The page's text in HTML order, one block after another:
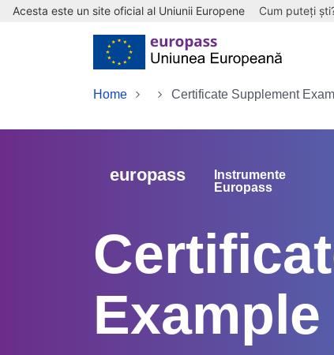
Skip to main content
Acesta este un site oficial al Uniunii Europene Cum puteți
Home Certificate Supplement
europass
Instrumente
Europass